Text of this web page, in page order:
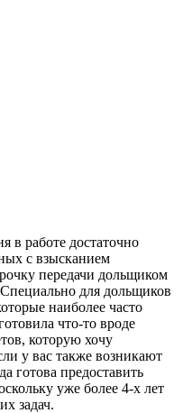
в работе достаточно
с взысканием
передачи дольщиком
Специально для дольщиков
наиболее часто
что-то вроде
которую хочу
у вас также возникают
готова предоставить
уже более 4-х лет
задач.